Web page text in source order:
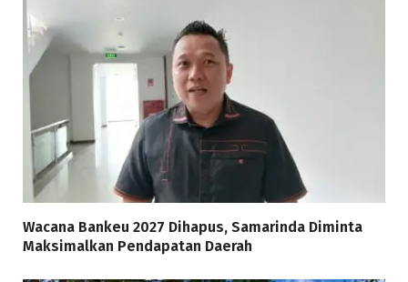
Wacana Bankeu 2027 Dihapus, Samarinda Diminta
Maksimalkan Pendapatan Daerah